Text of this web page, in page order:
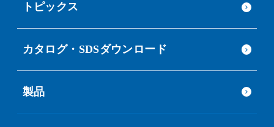
トピックス
カタログ・SDSダウンロード
製品